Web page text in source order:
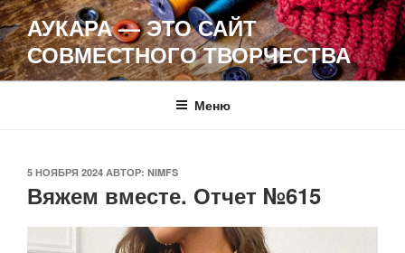
Перейти
к
содержимому
АУКАРА — ЭТО САЙТ
СОВМЕСТНОГО ТВОРЧЕСТВА
Меню
ОПУБЛИКОВАНО
5 НОЯБРЯ 2024 АВТОР: NIMFS
Вяжем вместе. Отчет №615